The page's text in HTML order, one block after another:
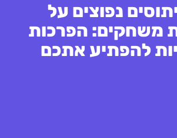
מיתוסים נפוצים על
משחקים: הפרכות
להפתיע אתכם